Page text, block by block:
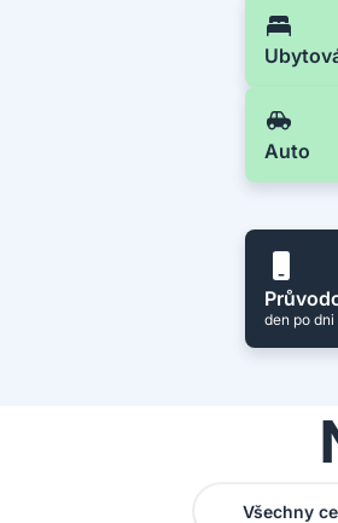
Auto
den po dni
Všechny